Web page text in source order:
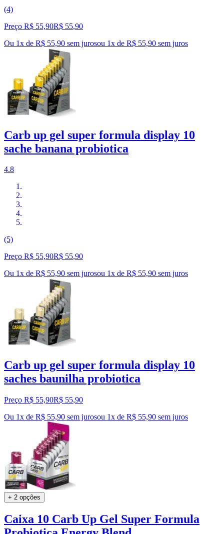
(4)
Preço R$ 55,90R$ 55,90
Ou 1x de R$ 55,90 sem jurosou 1x de R$ 55,90 sem juros
Carb up gel super formula display 10
sache banana probiotica
4.8
(5)
Preço R$ 55,90R$ 55,90
Ou 1x de R$ 55,90 sem jurosou 1x de R$ 55,90 sem juros
Carb up gel super formula display 10
saches baunilha probiotica
Preço R$ 55,90R$ 55,90
Ou 1x de R$ 55,90 sem jurosou 1x de R$ 55,90 sem juros
+ 2 opções
Caixa 10 Carb Up Gel Super Formula